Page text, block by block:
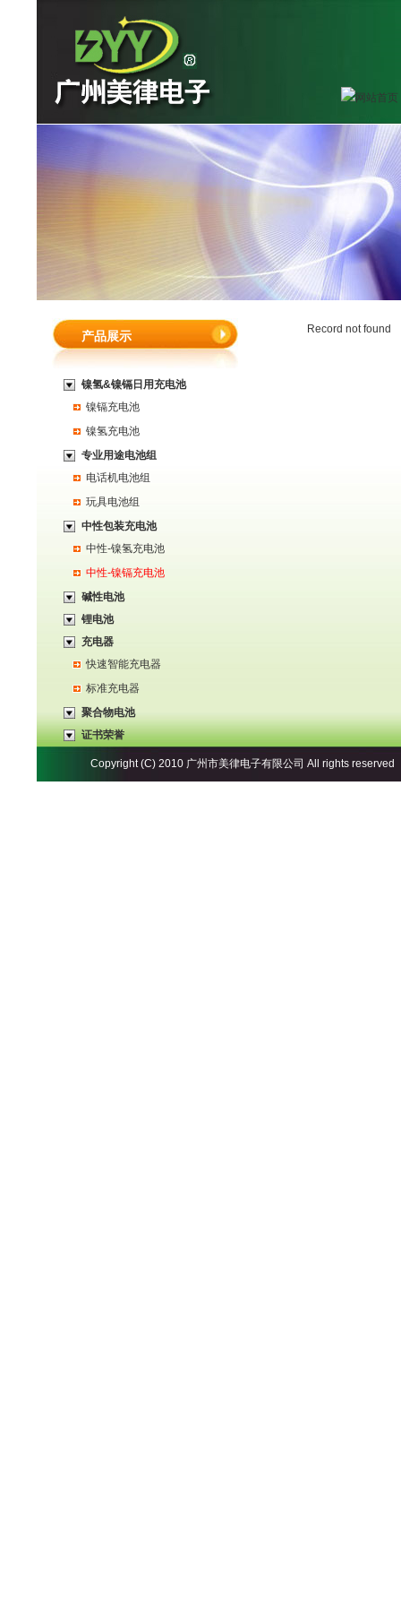
产品展示
镍氢&镍镉日用充电池
镍镉充电池
镍氢充电池
专业用途电池组
电话机电池组
玩具电池组
中性包装充电池
中性-镍氢充电池
中性-镍镉充电池
碱性电池
锂电池
充电器
快速智能充电器
标准充电器
聚合物电池
证书荣誉
Record not found
Copyright (C) 2010 广州市美律电子有限公司 All rights